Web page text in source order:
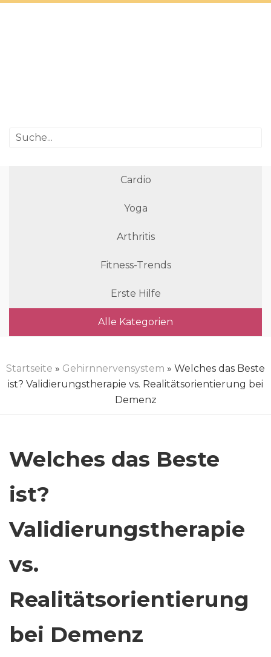
Cardio
Yoga
Arthritis
Fitness-Trends
Erste Hilfe
Alle Kategorien
Startseite » Gehirnnervensystem » Welches das Beste
ist? Validierungstherapie vs. Realitätsorientierung bei
Demenz
Welches das Beste
ist?
Validierungstherapie
vs.
Realitätsorientierung
bei Demenz